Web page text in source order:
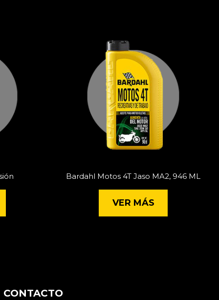
Bardahl Motos 4T Jaso MA2, 946 ML
VER MÁS
CONTACTO